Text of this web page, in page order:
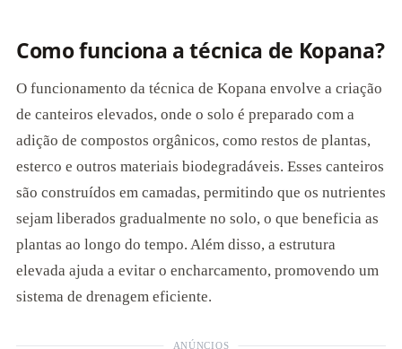
Como funciona a técnica de Kopana?
O funcionamento da técnica de Kopana envolve a criação
de canteiros elevados, onde o solo é preparado com a
adição de compostos orgânicos, como restos de plantas,
esterco e outros materiais biodegradáveis. Esses canteiros
são construídos em camadas, permitindo que os nutrientes
sejam liberados gradualmente no solo, o que beneficia as
plantas ao longo do tempo. Além disso, a estrutura
elevada ajuda a evitar o encharcamento, promovendo um
sistema de drenagem eficiente.
ANÚNCIOS